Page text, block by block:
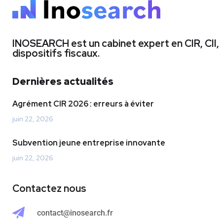
INOSEARCH est un cabinet expert en CIR,
dispositifs fiscaux.
Dernières actualités
Agrément CIR 2026 : erreurs à éviter
juin 22, 2026
Subvention jeune entreprise innovante
juin 22, 2026
Contactez nous
contact@inosearch.fr